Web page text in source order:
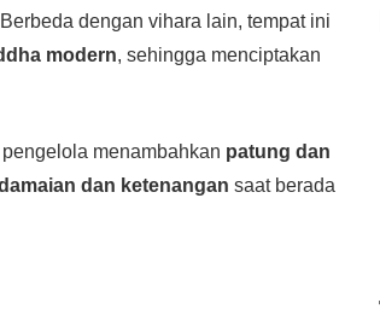
dengan vihara lain, tempat ini
modern, sehingga menciptakan
menambahkan patung dan
dan ketenangan saat berada